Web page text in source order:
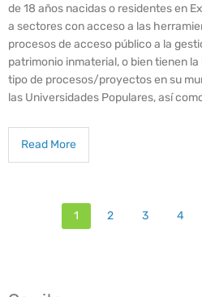
de 18 años nacidas o residentes en
a sectores con acceso a las
procesos de acceso público a la
patrimonio inmaterial, o bien tienen
tipo de procesos/proyectos en su
las Universidades Populares, así
Read More
1 2 3 4